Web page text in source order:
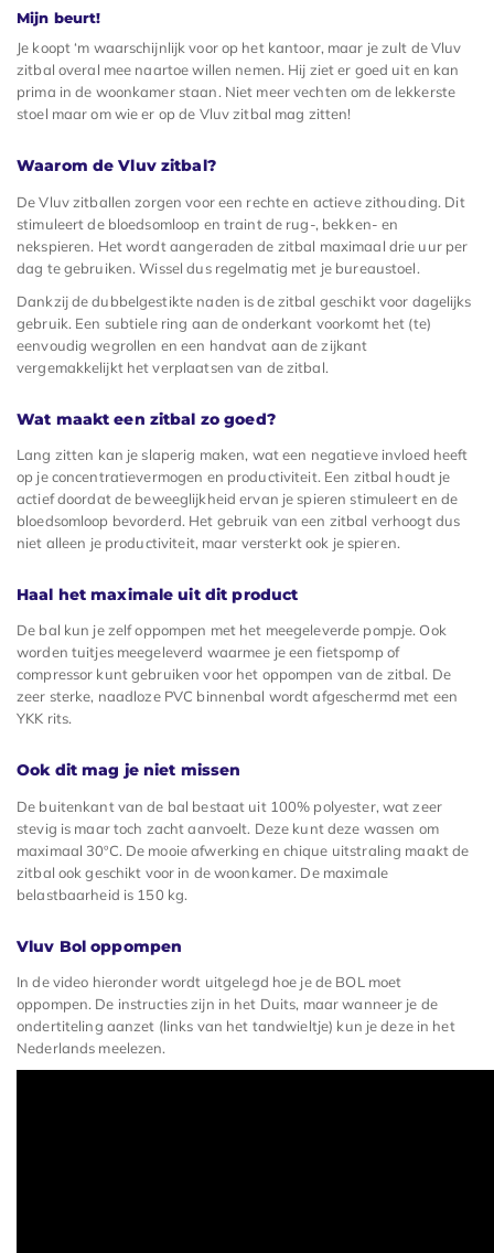
Mijn beurt!
Je koopt ‘m waarschijnlijk voor op het kantoor, maar je zult de Vluv
zitbal overal mee naartoe willen nemen. Hij ziet er goed uit en kan
prima in de woonkamer staan. Niet meer vechten om de lekkerste
stoel maar om wie er op de Vluv zitbal mag zitten!
Waarom de Vluv zitbal?
De Vluv zitballen zorgen voor een rechte en actieve zithouding. Dit
stimuleert de bloedsomloop en traint de rug-, bekken- en
nekspieren. Het wordt aangeraden de zitbal maximaal drie uur per
dag te gebruiken. Wissel dus regelmatig met je bureaustoel.
Dankzij de dubbelgestikte naden is de zitbal geschikt voor dagelijks
gebruik. Een subtiele ring aan de onderkant voorkomt het (te)
eenvoudig wegrollen en een handvat aan de zijkant
vergemakkelijkt het verplaatsen van de zitbal.
Wat maakt een zitbal zo goed?
Lang zitten kan je slaperig maken, wat een negatieve invloed heeft
op je concentratievermogen en productiviteit. Een zitbal houdt je
actief doordat de beweeglijkheid ervan je spieren stimuleert en de
bloedsomloop bevorderd. Het gebruik van een zitbal verhoogt dus
niet alleen je productiviteit, maar versterkt ook je spieren.
Haal het maximale uit dit product
De bal kun je zelf oppompen met het meegeleverde pompje. Ook
worden tuitjes meegeleverd waarmee je een fietspomp of
compressor kunt gebruiken voor het oppompen van de zitbal. De
zeer sterke, naadloze PVC binnenbal wordt afgeschermd met een
YKK rits.
Ook dit mag je niet missen
De buitenkant van de bal bestaat uit 100% polyester, wat zeer
stevig is maar toch zacht aanvoelt. Deze kunt deze wassen om
maximaal 30ºC. De mooie afwerking en chique uitstraling maakt de
zitbal ook geschikt voor in de woonkamer. De maximale
belastbaarheid is 150 kg.
Vluv Bol oppompen
In de video hieronder wordt uitgelegd hoe je de BOL moet
oppompen. De instructies zijn in het Duits, maar wanneer je de
ondertiteling aanzet (links van het tandwieltje) kun je deze in het
Nederlands meelezen.